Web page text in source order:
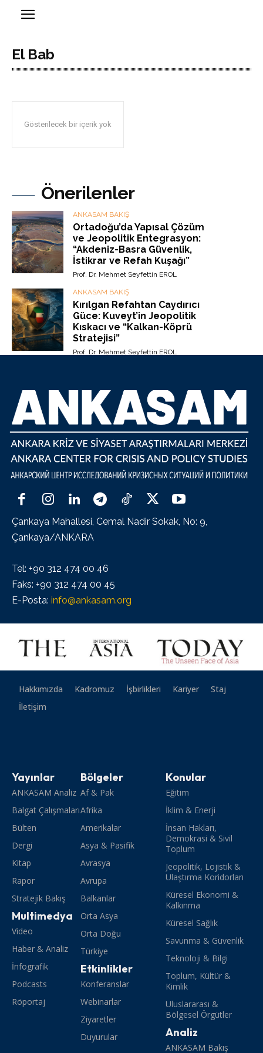
El Bab
Gösterilecek bir içerik yok
Önerilenler
ANKASAM BAKIŞ
Ortadoğu’da Yapısal Çözüm
ve Jeopolitik Entegrasyon:
“Akdeniz-Basra Güvenlik,
İstikrar ve Refah Kuşağı”
Prof. Dr. Mehmet Seyfettin EROL
ANKASAM BAKIŞ
Kırılgan Refahtan Caydırıcı
Güce: Kuveyt’in Jeopolitik
Kıskacı ve “Kalkan-Köprü
Stratejisi”
Prof. Dr. Mehmet Seyfettin EROL
Çankaya Mahallesi, Cemal Nadir Sokak, No: 9,
Çankaya/ANKARA
Tel: +90 312 474 00 46
Faks: +90 312 474 00 45
E-Posta: info@ankasam.org
Hakkımızda Kadromuz İşbirlikleri Kariyer
Staj
İletişim
Yayınlar
ANKASAM Analiz
Balgat Çalışmaları
Bülten
Dergi
Kitap
Rapor
Stratejik Bakış
Multimedya
Video
Haber & Analiz
İnfografik
Podcasts
Röportaj
Bölgeler
Af & Pak
Afrika
Amerikalar
Asya & Pasifik
Avrasya
Avrupa
Balkanlar
Orta Asya
Orta Doğu
Türkiye
Etkinlikler
Konferanslar
Webinarlar
Ziyaretler
Duyurular
Konular
Eğitim
İklim & Enerji
İnsan Hakları,
Demokrasi & Sivil
Toplum
Jeopolitik, Lojistik &
Ulaştırma Koridorları
Küresel Ekonomi &
Kalkınma
Küresel Sağlık
Savunma & Güvenlik
Teknoloji & Bilgi
Toplum, Kültür &
Kimlik
Uluslararası &
Bölgesel Örgütler
Analiz
ANKASAM Bakış